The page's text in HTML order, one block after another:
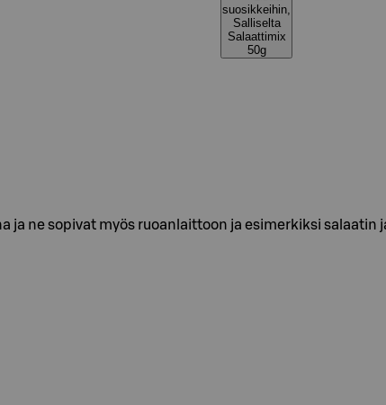
suosikkeihin,
Salliselta
Salaattimix
50g
ja ne sopivat myös ruoanlaittoon ja esimerkiksi salaatin